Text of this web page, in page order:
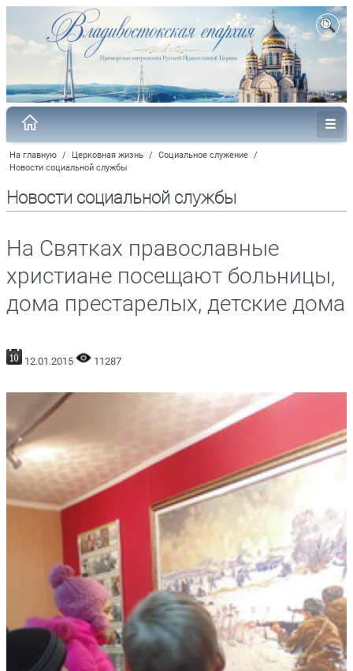
На главную / Церковная жизнь / Социальное служение /
Новости социальной службы
Новости социальной службы
На Святках православные
христиане посещают больницы,
дома престарелых, детские дома
12.01.2015 11287